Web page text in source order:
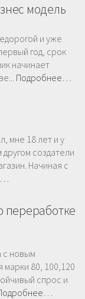
модель
и уже
год, срок
начинает
Подробнее…
мне 18 лет и у
создатели
Начиная с
переработке
с новым
марки 80, 100,120
спрос и